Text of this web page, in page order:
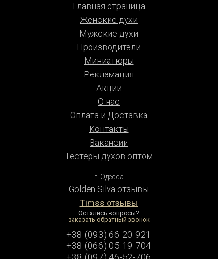
Главная страница
Женские духи
Мужские духи
Производители
Миниатюры
Рекламация
Акции
О нас
Оплата и Доставка
Контакты
Вакансии
Тестеры духов оптом
г. Одесса
Golden Silva отзывы
Timss отзывы
Остались вопросы?
заказать обратный звонок
+38 (093) 66-20-921
+38 (066) 05-19-704
+38 (097) 46-52-706